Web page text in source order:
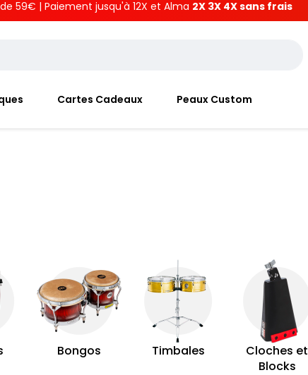
59€ | Paiement jusqu'à 12X et Alma 2X 3X 4X sans frais
Cartes Cadeaux Peaux Custom
Bongos Timbales
Cloches et
Blocks